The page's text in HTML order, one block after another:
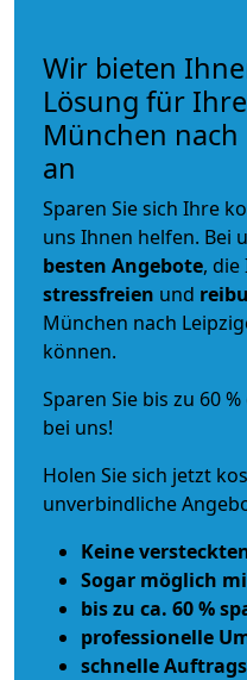
Wir bieten
Lösung für
München
an
Sparen Sie sich Ihre
uns Ihnen helfen. Bei
besten Angebote, die
stressfreien und
München nach
können.
Sparen Sie bis zu 60
bei uns!
Holen Sie sich jetzt
unverbindliche
Keine
Sogar möglich
bis zu ca. 60 %
professionelle
schnelle